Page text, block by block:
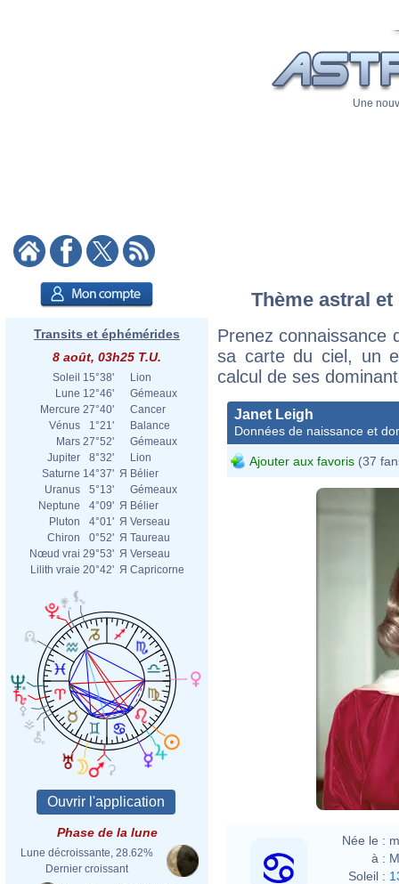
Une
Transits et éphémérides
8 août, 03h25 T.U.
Soleil 15°38'
Lion
Lune 12°46'
Gémeaux
Mercure 27°40'
Cancer
Vénus
1°21'
Balance
Mars 27°52'
Gémeaux
Jupiter
8°32'
Lion
Saturne 14°37' Я Bélier
Uranus
5°13'
Gémeaux
Neptune
4°09' Я Bélier
Pluton
4°01' Я Verseau
Chiron
0°52' Я Taureau
Nœud vrai 29°53' Я Verseau
Lilith vraie 20°42' Я Capricorne
Phase de la lune
Lune décroissante, 28.62%
Dernier croissant
Thème astral
Prenez connaissance
sa carte du ciel, un
calcul de ses
Janet Leigh
Données de naissance et
Ajouter aux favoris (37
Née le :
à :
Soleil :